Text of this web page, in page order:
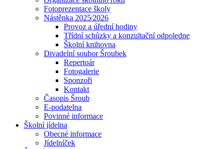
Fotoprezentace školy
Nástěnka 2025⁄2026
Provoz a úřední hodiny
Třídní schůzky a konzultační odpoledne
Školní knihovna
Divadelní soubor Šroubek
Repertoár
Fotogalerie
Sponzoři
Kontakt
Časopis Šroub
E-podatelna
Povinné informace
Školní jídelna
Obecné informace
Jídelníček